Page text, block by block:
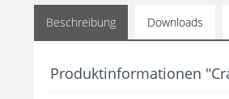
Beschreibung Downloads
Produktinformationen